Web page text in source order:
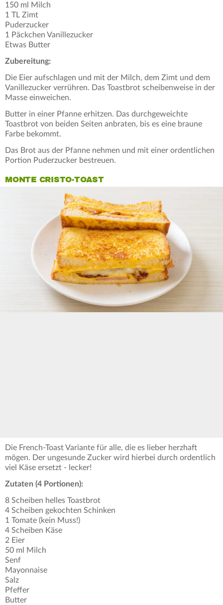
150 ml Milch
1 TL Zimt
Puderzucker
1 Päckchen Vanillezucker
Etwas Butter
Zubereitung:
Die Eier aufschlagen und mit der Milch, dem Zimt und dem
Vanillezucker verrühren. Das Toastbrot scheibenweise in der
Masse einweichen.
Butter in einer Pfanne erhitzen. Das durchgeweichte
Toastbrot von beiden Seiten anbraten, bis es eine braune
Farbe bekommt.
Das Brot aus der Pfanne nehmen und mit einer ordentlichen
Portion Puderzucker bestreuen.
MONTE CRISTO-TOAST
Die French-Toast Variante für alle, die es lieber herzhaft
mögen. Der ungesunde Zucker wird hierbei durch ordentlich
viel Käse ersetzt - lecker!
Zutaten (4 Portionen):
8 Scheiben helles Toastbrot
4 Scheiben gekochten Schinken
1 Tomate (kein Muss!)
4 Scheiben Käse
2 Eier
50 ml Milch
Senf
Mayonnaise
Salz
Pfeffer
Butter